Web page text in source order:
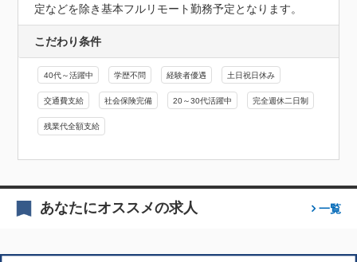
定などを除き基本フルリモート勤務予定となります。
こだわり条件
40代～活躍中 学歴不問 経験者優遇 土日祝日休み
交通費支給 社会保険完備 20～30代活躍中 完全週休二日制
残業代全額支給
あなたにオススメの求人 一覧